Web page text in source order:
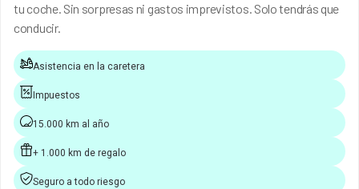
tu coche. Sin sorpresas ni gastos imprevistos. Solo tendrás que
conducir.
Asistencia en la caretera
Impuestos
15.000 km al año
+ 1.000 km de regalo
Seguro a todo riesgo